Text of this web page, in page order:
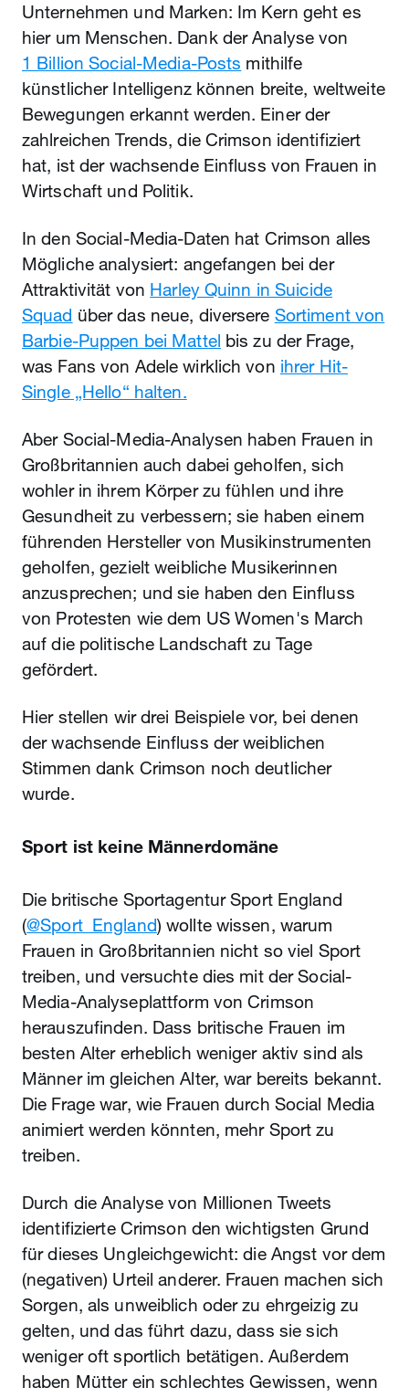
Unternehmen und Marken: Im Kern geht es
hier um Menschen. Dank der Analyse von
1 Billion Social-Media-Posts mithilfe
künstlicher Intelligenz können breite, weltweite
Bewegungen erkannt werden. Einer der
zahlreichen Trends, die Crimson identifiziert
hat, ist der wachsende Einfluss von Frauen in
Wirtschaft und Politik.
In den Social-Media-Daten hat Crimson alles
Mögliche analysiert: angefangen bei der
Attraktivität von Harley Quinn in Suicide
Squad über das neue, diversere Sortiment von
Barbie-Puppen bei Mattel bis zu der Frage,
was Fans von Adele wirklich von ihrer Hit-
Single „Hello“ halten.
Aber Social-Media-Analysen haben Frauen in
Großbritannien auch dabei geholfen, sich
wohler in ihrem Körper zu fühlen und ihre
Gesundheit zu verbessern; sie haben einem
führenden Hersteller von Musikinstrumenten
geholfen, gezielt weibliche Musikerinnen
anzusprechen; und sie haben den Einfluss
von Protesten wie dem US Women's March
auf die politische Landschaft zu Tage
gefördert.
Hier stellen wir drei Beispiele vor, bei denen
der wachsende Einfluss der weiblichen
Stimmen dank Crimson noch deutlicher
wurde.
Sport ist keine Männerdomäne
Die britische Sportagentur Sport England
(@Sport_England) wollte wissen, warum
Frauen in Großbritannien nicht so viel Sport
treiben, und versuchte dies mit der Social-
Media-Analyseplattform von Crimson
herauszufinden. Dass britische Frauen im
besten Alter erheblich weniger aktiv sind als
Männer im gleichen Alter, war bereits bekannt.
Die Frage war, wie Frauen durch Social Media
animiert werden könnten, mehr Sport zu
treiben.
Durch die Analyse von Millionen Tweets
identifizierte Crimson den wichtigsten Grund
für dieses Ungleichgewicht: die Angst vor dem
(negativen) Urteil anderer. Frauen machen sich
Sorgen, als unweiblich oder zu ehrgeizig zu
gelten, und das führt dazu, dass sie sich
weniger oft sportlich betätigen. Außerdem
haben Mütter ein schlechtes Gewissen, wenn